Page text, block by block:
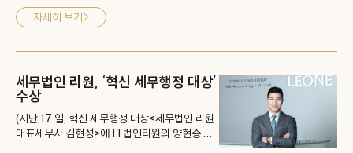
69
자세히 보기>
세무법인 리원, ‘혁신 세무행정 대상’
수상
(지난 17 일, 혁신 세무행정 대상<세무법인 리원
대표세무사 김현성>에 IT법인리원의 양현승 대